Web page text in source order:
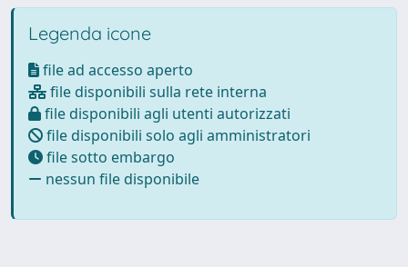
Legenda icone
file ad accesso aperto
file disponibili sulla rete interna
file disponibili agli utenti autorizzati
file disponibili solo agli amministratori
file sotto embargo
nessun file disponibile